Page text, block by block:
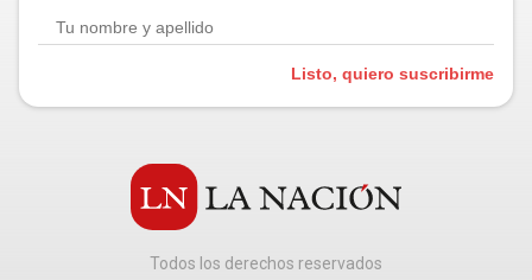
Listo, quiero suscribirme
Todos los derechos reservados